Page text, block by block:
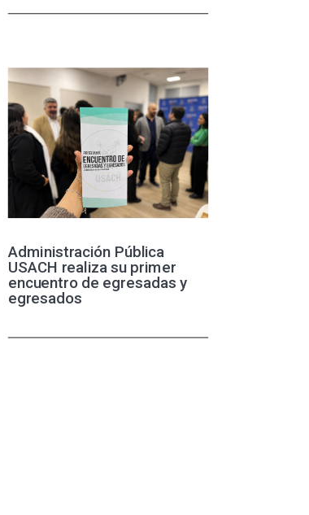
Administración Pública
USACH realiza su primer
encuentro de egresadas y
egresados